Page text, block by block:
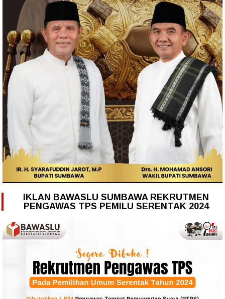
IKLAN BAWASLU SUMBAWA REKRUTMEN
PENGAWAS TPS PEMILU SERENTAK 2024